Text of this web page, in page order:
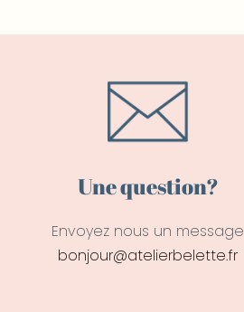
Une question?
Envoyez nous un message
bonjour@atelierbelette.fr